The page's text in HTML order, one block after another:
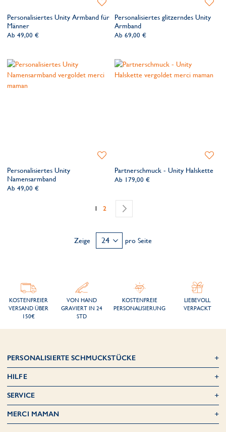
Personalisiertes Unity Armband für
Männer
Ab 49,00 €
hinzufügenPersonalisiertes glitzerndes Unity
Armband
Ab 69,00 €
Personalisiertes Unity
Namensarmband
Ab 49,00 €
Zur
hinzufügenPartnerschmuck - Unity Halskette
Ab 179,00 €
Zur
Seite
Sie lesen gerade die Seite
1 Seite
2
Zeige pro Seite
KOSTENFREIER
VERSAND ÜBER
150€
VON HAND
GRAVIERT IN 24
STD
KOSTENFREIE
PERSONALISIERUNG
LIEBEVOLL
VERPACKT
PERSONALISIERTE SCHMUCKSTÜCKE
HILFE
SERVICE
MERCI MAMAN